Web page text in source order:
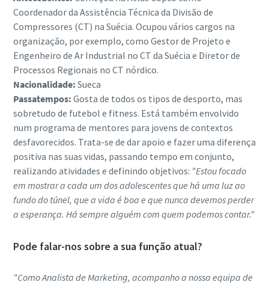
Coordenador da Assistência Técnica da Divisão de
Compressores (CT) na Suécia. Ocupou vários cargos na
organização, por exemplo, como Gestor de Projeto e
Engenheiro de Ar Industrial no CT da Suécia e Diretor de
Processos Regionais no CT nórdico.
Nacionalidade: Sueca
Passatempos: Gosta de todos os tipos de desporto, mas
sobretudo de futebol e fitness. Está também envolvido
num programa de mentores para jovens de contextos
desfavorecidos. Trata-se de dar apoio e fazer uma diferença
positiva nas suas vidas, passando tempo em conjunto,
realizando atividades e definindo objetivos: "Estou focado
em mostrar a cada um dos adolescentes que há uma luz ao
fundo do túnel, que a vida é boa e que nunca devemos perder
a esperança. Há sempre alguém com quem podemos contar."
Pode falar-nos sobre a sua função atual?
"Como Analista de Marketing, acompanho a nossa equipa de